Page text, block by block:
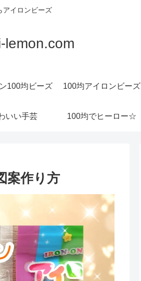
アイロンビーズ
lemon.com
100均ビーズ 100均アイロンビーズ
いい手芸 100均でヒーロー☆
案作り方